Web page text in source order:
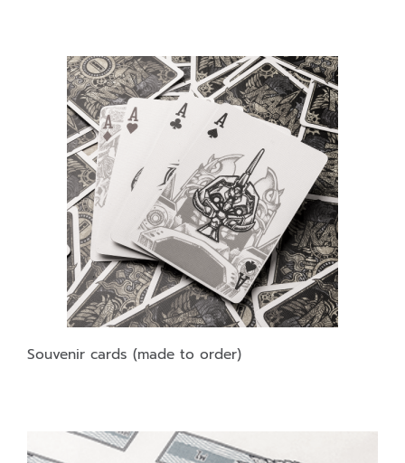
Souvenir cards (made to order)